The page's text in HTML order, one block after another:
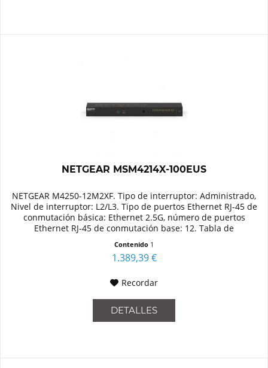
NETGEAR MSM4214X-100EUS
NETGEAR M4250-12M2XF. Tipo de interruptor: Administrado,
Nivel de interruptor: L2/L3. Tipo de puertos Ethernet RJ-45 de
conmutación básica: Ethernet 2.5G, número de puertos
Ethernet RJ-45 de conmutación base: 12. Tabla de
Contenido 1
1.389,39 €
Recordar
DETALLES